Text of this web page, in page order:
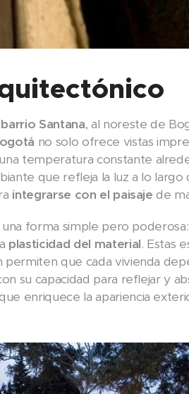
barrio Santana, al noreste de
no solo ofrece vistas
temperatura constante
que refleja la luz a lo
integrarse con el paisaje de
una forma simple pero poderosa:
plasticidad del material. Estas
que cada vivienda
su capacidad para reflejar y
enriquece la apariencia